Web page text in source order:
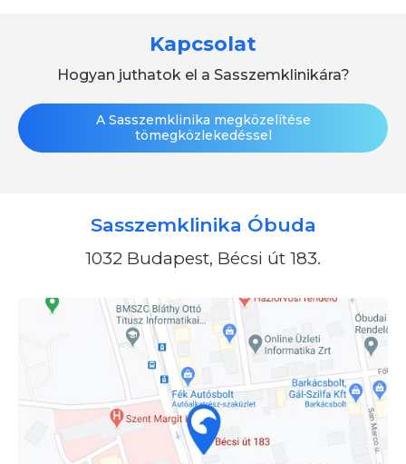
Kapcsolat
Hogyan juthatok el a Sasszemklinikára?
A Sasszemklinika megközelítése
tömegközlekedéssel
Sasszemklinika Óbuda
1032 Budapest, Bécsi út 183.